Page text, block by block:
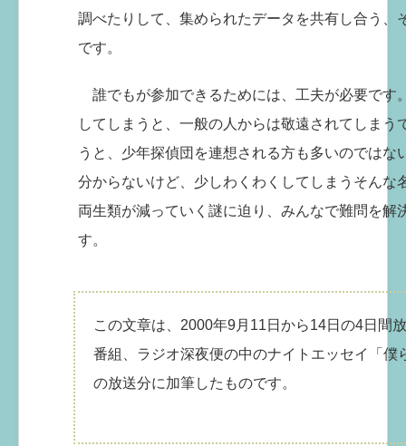
調べたりして、集められたデータを共有し合う、
です。
誰でもが参加できるためには、工夫が必要です
してしまうと、一般の人からは敬遠されてしまう
うと、少年探偵団を連想される方も多いのではな
分からないけど、少しわくわくしてしまうそんな
両生類が減っていく謎に迫り、みんなで難問を解
す。
この文章は、2000年9月11日から14日の4日間
番組、ラジオ深夜便の中のナイトエッセイ「僕
の放送分に加筆したものです。